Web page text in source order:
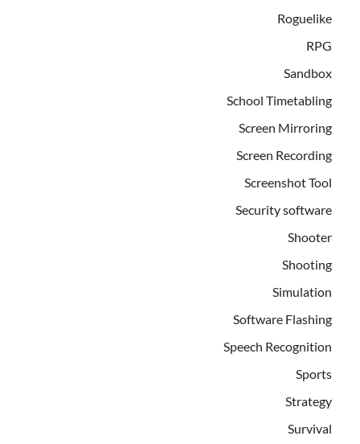
Roguelike
RPG
Sandbox
School Timetabling
Screen Mirroring
Screen Recording
Screenshot Tool
Security software
Shooter
Shooting
Simulation
Software Flashing
Speech Recognition
Sports
Strategy
Survival